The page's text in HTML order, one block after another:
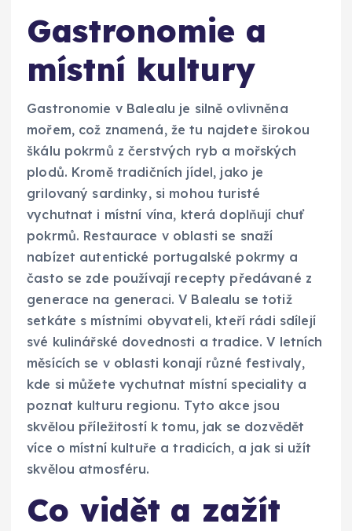
Gastronomie a
místní kultury
Gastronomie v Balealu je silně ovlivněna
mořem, což znamená, že tu najdete širokou
škálu pokrmů z čerstvých ryb a mořských
plodů. Kromě tradičních jídel, jako je
grilovaný sardinky, si mohou turisté
vychutnat i místní vína, která doplňují chuť
pokrmů. Restaurace v oblasti se snaží
nabízet autentické portugalské pokrmy a
často se zde používají recepty předávané z
generace na generaci. V Balealu se totiž
setkáte s místními obyvateli, kteří rádi sdílejí
své kulinářské dovednosti a tradice. V letních
měsících se v oblasti konají různé festivaly,
kde si můžete vychutnat místní speciality a
poznat kulturu regionu. Tyto akce jsou
skvělou příležitostí k tomu, jak se dozvědět
více o místní kultuře a tradicích, a jak si užít
skvělou atmosféru.
Co vidět a zažít